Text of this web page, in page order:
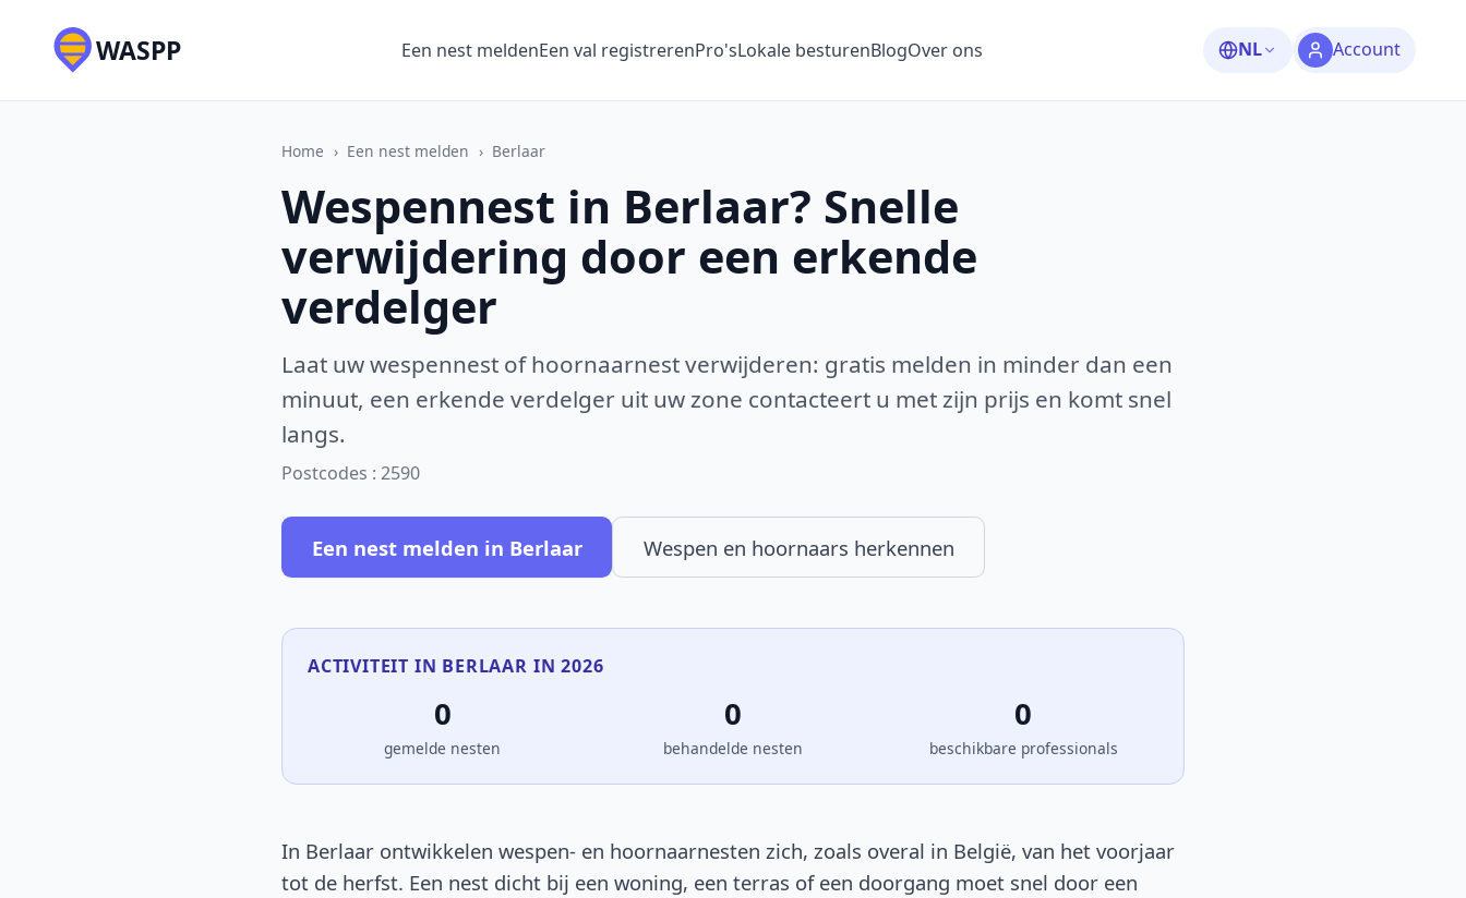
WASPP Een nest meldenEen val registrerenPro'sLokale besturenBlogOver ons NL Account
Home › Een nest melden › Berlaar
Wespennest in Berlaar? Snelle
verwijdering door een erkende
verdelger
Laat uw wespennest of hoornaarnest verwijderen: gratis melden in minder dan een
minuut, een erkende verdelger uit uw zone contacteert u met zijn prijs en komt snel
langs.
Postcodes : 2590
Een nest melden in Berlaar Wespen en hoornaars herkennen
ACTIVITEIT IN BERLAAR IN 2026
0
gemelde nesten
0
behandelde nesten
0
beschikbare professionals
In Berlaar ontwikkelen wespen- en hoornaarnesten zich, zoals overal in België, van het voorjaar
tot de herfst. Een nest dicht bij een woning, een terras of een doorgang moet snel door een